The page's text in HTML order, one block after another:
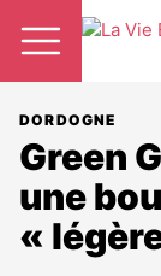
DORDOGNE
Green
une
«